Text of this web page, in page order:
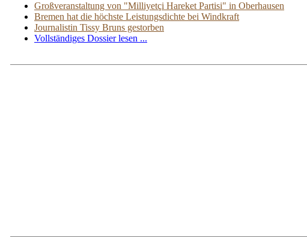
Großveranstaltung von "Milliyetçi Hareket Partisi" in Oberhausen
Bremen hat die höchste Leistungsdichte bei Windkraft
Journalistin Tissy Bruns gestorben
Vollständiges Dossier lesen ...